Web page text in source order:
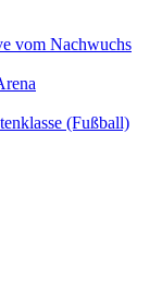
vom Nachwuchs
(Fußball)